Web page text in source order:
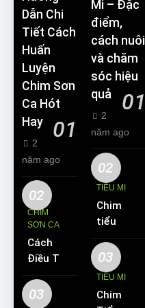
Dẫn Chi
Tiết Cách
Huấn
Luyện
Chim Sơn
Ca Hót
Hay
01
2
năm ago
02
CHIM
SƠN CA
Cách
Điều Trị
Hiệu
Quả
03
Mi – Đặc
điểm,
cách nuôi
và chăm
sóc hiệu
quả
01
2
năm ago
02
TIỂU MI
Chim
tiểu mi
ăn gì?
Kinh
nghiệm
chim
03
TIỂU MI
Chim